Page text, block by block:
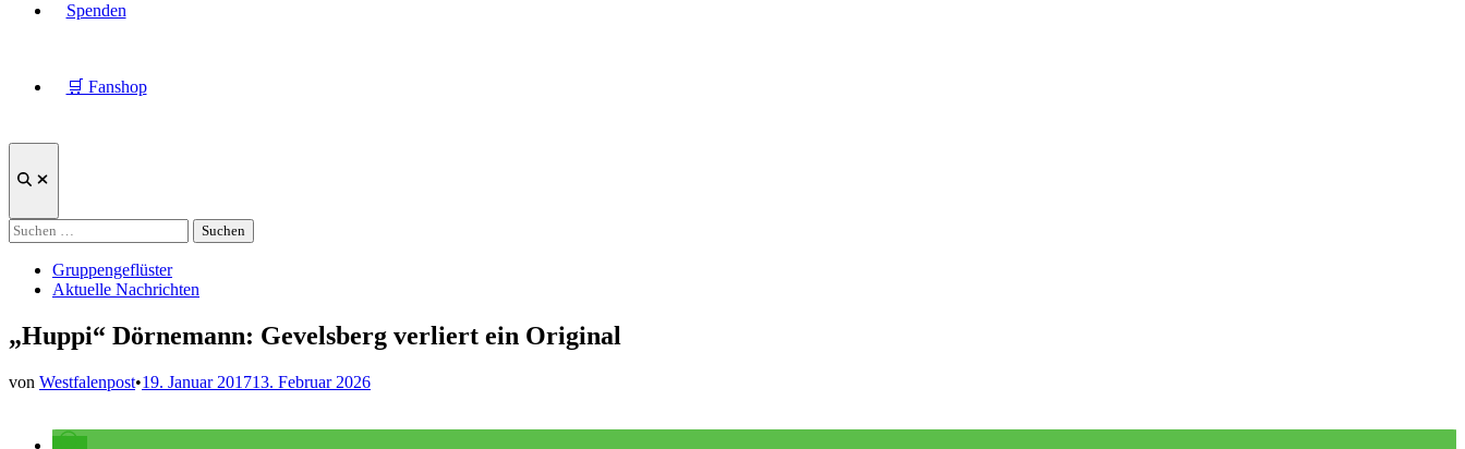
Spenden
🛒 Fanshop
Suche
Suchen
nach:
Veröffentlicht
Gruppengeflüster
Aktuelle Nachrichten
„Huppi“ Dörnemann: Gevelsberg verliert ein Original
von Westfalenpost•19. Januar 201713. Februar 2026